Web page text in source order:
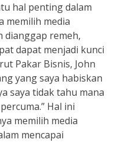
hal penting dalam
memilih media
dianggap remeh,
dapat menjadi kunci
Pakar Bisnis, John
yang saya habiskan
saya tidak tahu mana
Hal ini
memilih media
mencapai